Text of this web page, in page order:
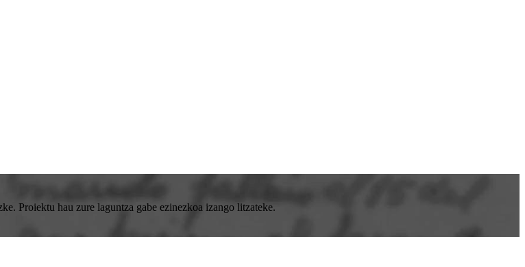
Proiektu hau zure laguntza gabe ezinezkoa izango litzateke.